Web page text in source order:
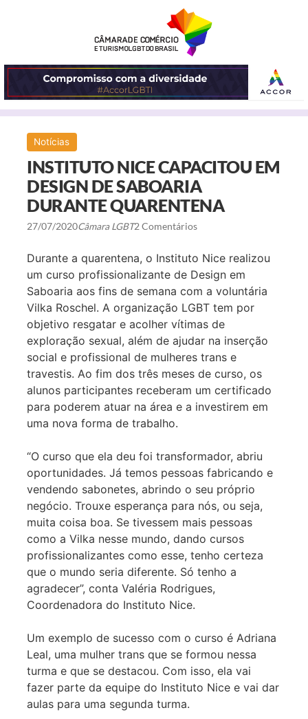
O
MENU
Notícias
INSTITUTO NICE CAPACITOU EM
DESIGN DE SABOARIA
DURANTE QUARENTENA
27/07/2020Câmara LGBT2 Comentários
Durante a quarentena, o Instituto Nice realizou
um curso profissionalizante de Design em
Saboaria aos fins de semana com a voluntária
Vilka Roschel. A organização LGBT tem por
objetivo resgatar e acolher vítimas de
exploração sexual, além de ajudar na inserção
social e profissional de mulheres trans e
travestis. Ao fim dos três meses de curso, os
alunos participantes receberam um certificado
para poderem atuar na área e a investirem em
uma nova forma de trabalho.
“O curso que ela deu foi transformador, abriu
oportunidades. Já temos pessoas fabricando e
vendendo sabonetes, abrindo o seu próprio
negócio. Trouxe esperança para nós, ou seja,
muita coisa boa. Se tivessem mais pessoas
como a Vilka nesse mundo, dando cursos
profissionalizantes como esse, tenho certeza
que o mundo seria diferente. Só tenho a
agradecer”, conta Valéria Rodrigues,
Coordenadora do Instituto Nice.
Um exemplo de sucesso com o curso é Adriana
Leal, uma mulher trans que se formou nessa
turma e que se destacou. Com isso, ela vai
fazer parte da equipe do Instituto Nice e vai dar
aulas para uma segunda turma.